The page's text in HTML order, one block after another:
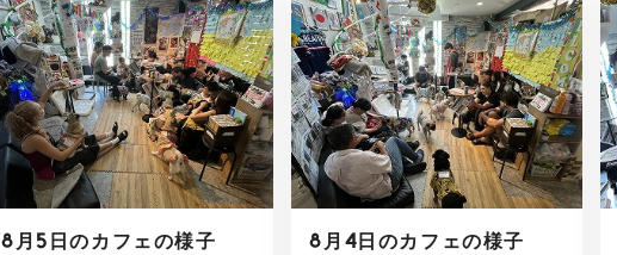
8月5日のカフェの様子 8月4日のカフェの様子